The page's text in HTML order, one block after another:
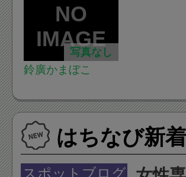
写真なし
鈴廣かまぼこ
はちなび新
スポットブログ